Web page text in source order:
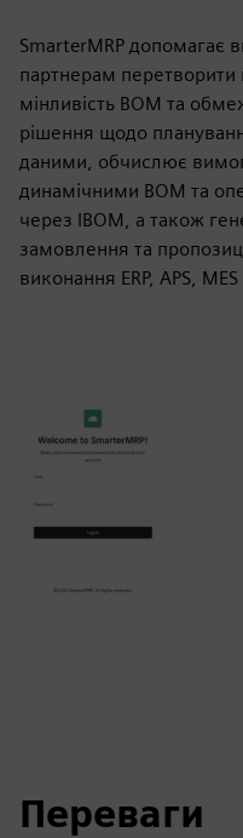
SmarterMRP допомагає
партнерам перетворити
мінливість BOM та
рішення щодо
даними, обчислює
динамічними BOM та
через IBOM, а також
замовлення та
виконання ERP, APS,
Переваги